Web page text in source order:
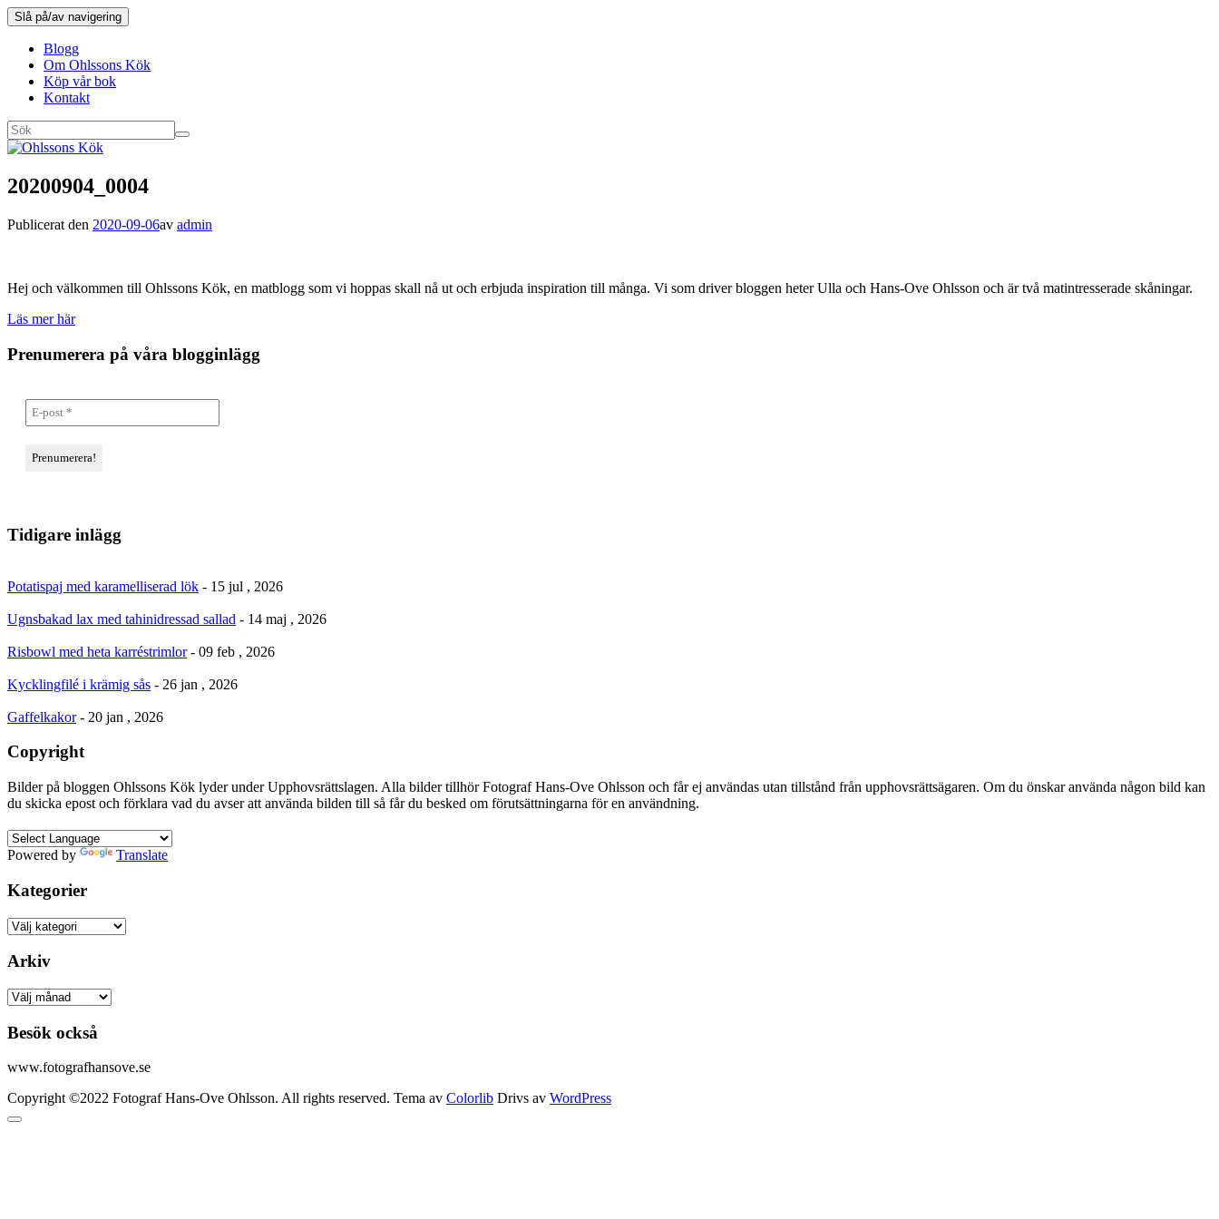
Slå på/av navigering
Blogg
Om Ohlssons Kök
Köp vår bok
Kontakt
20200904_0004
Publicerat den 2020-09-06av admin
Hej och välkommen till Ohlssons Kök, en matblogg som vi hoppas skall nå ut och erbjuda inspiration till många. Vi som driver bloggen heter Ulla och Hans-Ove Ohlsson och är två matintresserade skåningar.
Läs mer här
Prenumerera på våra blogginlägg
Tidigare inlägg
Potatispaj med karamelliserad lök - 15 jul , 2026
Ugnsbakad lax med tahinidressad sallad - 14 maj , 2026
Risbowl med heta karréstrimlor - 09 feb , 2026
Kycklingfilé i krämig sås - 26 jan , 2026
Gaffelkakor - 20 jan , 2026
Copyright
Bilder på bloggen Ohlssons Kök lyder under Upphovsrättslagen. Alla bilder tillhör Fotograf Hans-Ove Ohlsson och får ej användas utan tillstånd från upphovsrättsägaren. Om du önskar använda någon bild kan
du skicka epost och förklara vad du avser att använda bilden till så får du besked om förutsättningarna för en användning.
Powered by Translate
Kategorier
Kategorier
Arkiv
Arkiv
Besök också
www.fotografhansove.se
Copyright ©2022 Fotograf Hans-Ove Ohlsson. All rights reserved. Tema av Colorlib Drivs av WordPress